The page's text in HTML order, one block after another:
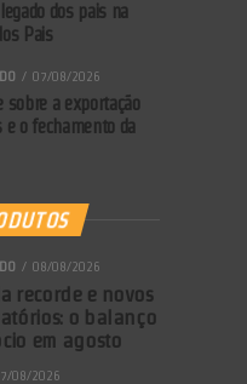
dos pais na
Pais
07/08/2026
sobre a exportação
e o fechamento da
08/08/2026
recorde e novos
o balanço
em agosto
08/2026